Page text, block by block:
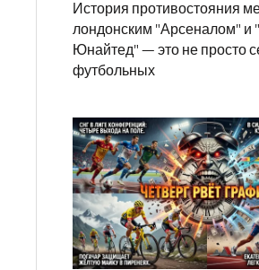
История противостояния
лондонским "Арсеналом" и
Юнайтед" — это не просто
футбольных